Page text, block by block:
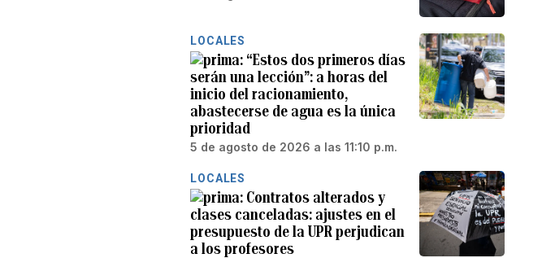
LOCALES
“Estos dos primeros días
serán una lección”: a horas del
inicio del racionamiento,
abastecerse de agua es la única
prioridad
5 de agosto de 2026 a las 11:10 p.m.
LOCALES
Contratos alterados y
clases canceladas: ajustes en el
presupuesto de la UPR perjudican
a los profesores